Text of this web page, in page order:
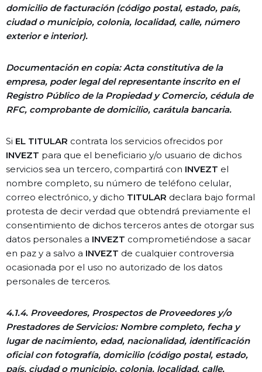
domicilio de facturación (código postal, estado, país,
ciudad o municipio, colonia, localidad, calle, número
exterior e interior).
Documentación en copia: Acta constitutiva de la
empresa, poder legal del representante inscrito en el
Registro Público de la Propiedad y Comercio, cédula de
RFC, comprobante de domicilio, carátula bancaria.
Si EL TITULAR contrata los servicios ofrecidos por
INVEZT para que el beneficiario y/o usuario de dichos
servicios sea un tercero, compartirá con INVEZT el
nombre completo, su número de teléfono celular,
correo electrónico, y dicho TITULAR declara bajo formal
protesta de decir verdad que obtendrá previamente el
consentimiento de dichos terceros antes de otorgar sus
datos personales a INVEZT comprometiéndose a sacar
en paz y a salvo a INVEZT de cualquier controversia
ocasionada por el uso no autorizado de los datos
personales de terceros.
4.1.4. Proveedores, Prospectos de Proveedores y/o
Prestadores de Servicios: Nombre completo, fecha y
lugar de nacimiento, edad, nacionalidad, identificación
oficial con fotografía, domicilio (código postal, estado,
país, ciudad o municipio, colonia, localidad, calle,